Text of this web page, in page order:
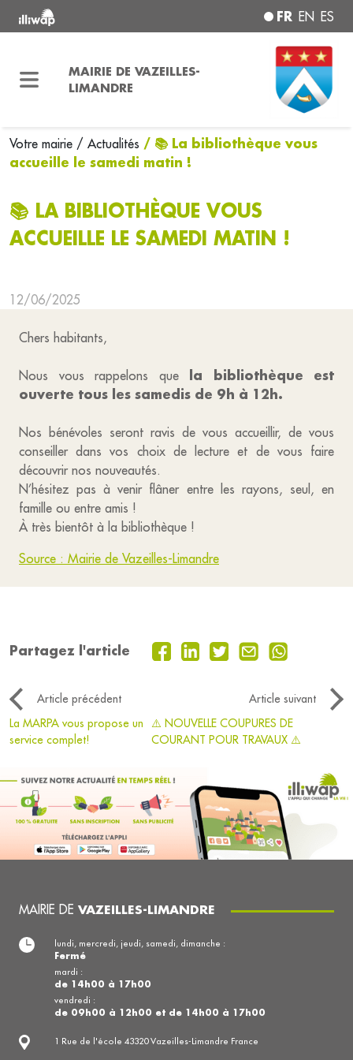
FR EN ES
MAIRIE DE VAZEILLES-
LIMANDRE
Votre mairie / Actualités / 📚 La bibliothèque vous
accueille le samedi matin !
📚 LA BIBLIOTHÈQUE VOUS
ACCUEILLE LE SAMEDI MATIN !
12/06/2025
Chers habitants,
Nous vous rappelons que
la bibliothèque est
ouverte tous les samedis de 9h à 12h.
Nos bénévoles seront ravis de vous accueillir, de vous
conseiller dans vos choix de lecture et de vous faire
découvrir nos nouveautés.
N’hésitez pas à venir flâner entre les rayons, seul, en
famille ou entre amis !
À très bientôt à la bibliothèque !
Source : Mairie de Vazeilles-Limandre
Partagez l'article
Article précédent
Article suivant
La MARPA vous propose un
service complet!
⚠️ NOUVELLE COUPURES DE
COURANT POUR TRAVAUX ⚠️
MAIRIE DE VAZEILLES-LIMANDRE
1 Rue de l'école 43320 Vazeilles-Limandre France
lundi, mercredi, jeudi, samedi, dimanche :
Fermé
mardi :
de 14h00 à 17h00
vendredi :
de 09h00 à 12h00 et de 14h00 à 17h00